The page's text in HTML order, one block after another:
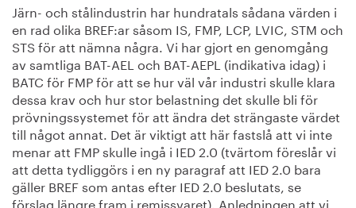
Järn- och stålindustrin har hundratals sådana värden i
en rad olika BREF:ar såsom IS, FMP, LCP, LVIC, STM och
STS för att nämna några. Vi har gjort en genomgång
av samtliga BAT-AEL och BAT-AEPL (indikativa idag) i
BATC för FMP för att se hur väl vår industri skulle klara
dessa krav och hur stor belastning det skulle bli för
prövningssystemet för att ändra det strängaste värdet
till något annat. Det är viktigt att här fastslå att vi inte
menar att FMP skulle ingå i IED 2.0 (tvärtom föreslår vi
att detta tydliggörs i en ny paragraf att IED 2.0 bara
gäller BREF som antas efter IED 2.0 beslutats, se
förslag längre fram i remissvaret). Anledningen att vi